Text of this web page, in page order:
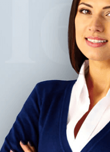
Instalaciones
Versión de PHP
Página de inicio del